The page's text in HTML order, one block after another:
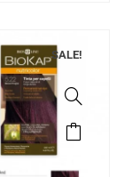
SALE!